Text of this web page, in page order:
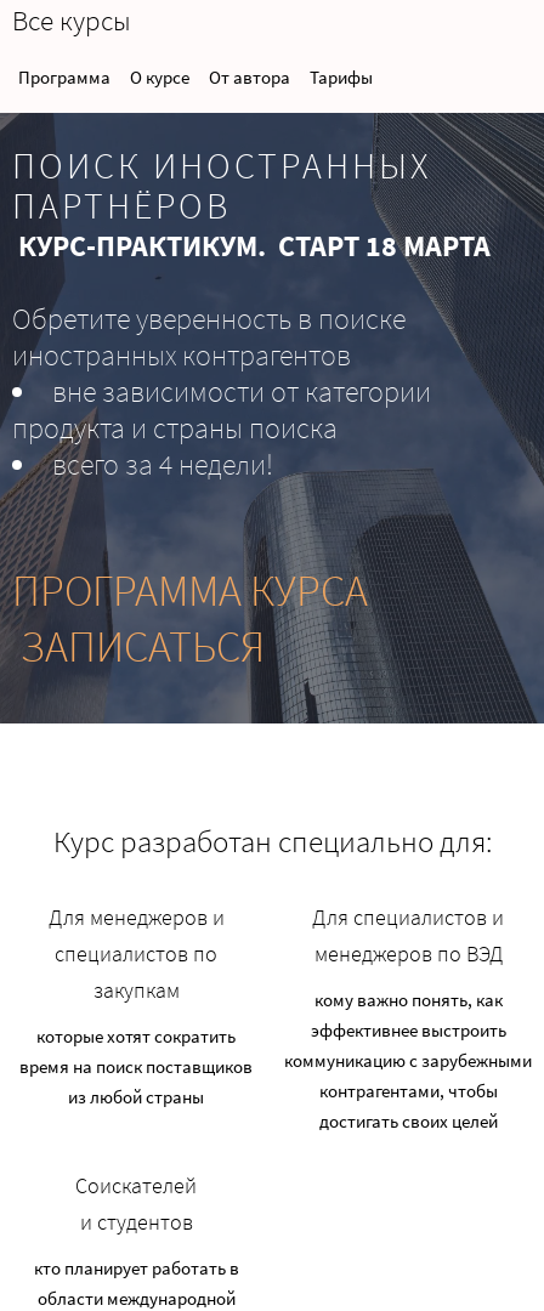
Все курсы
Программа О курсе От автора Тарифы
ПОИСК ИНОСТРАННЫХ
ПАРТНЁРОВ
КУРС-ПРАКТИКУМ. СТАРТ 18 МАРТА
Обретитеуверенность в поиске
иностранных контрагентов
вне зависимости от категории
продукта и страны поиска
всего за 4 недели!
ПРОГРАММА КУРСА
ЗАПИСАТЬСЯ
Курс разработан специально для:
Для менеджеров и
специалистов по
закупкам
которые хотят сократить
время на поиск поставщиков
из любой страны
Для специалистов и
менеджеров по ВЭД
кому важно понять, как
эффективнее выстроить
коммуникацию с зарубежными
контрагентами, чтобы
достигать своих целей
Соискателей
и студентов
кто планирует работать в
области международной